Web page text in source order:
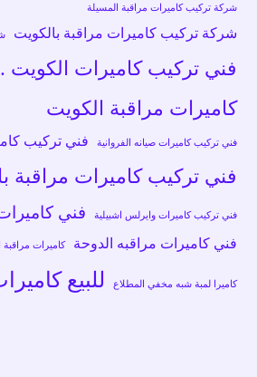
شركة تركيب كاميرات مراقبة المسيلة
شركة تركيب كاميرات مراقبة بالكويت
فني تركيب كاميرات الكويت
كاميرات مراقبة الكويت
فني تركيب كاميرات صيانه الفروانية فني تركيب
فني تركيب كاميرات مراقبة
فني تركيب كاميرات وايرلس اشبيلية فني
فني كاميرات مراقبه الدوحة كاميرات مراقبة
كاميرا لمبة شبه مخفي المطلاع للبيع